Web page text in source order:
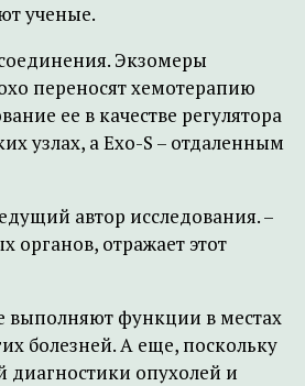
ученые.
Экзомеры
переносят хемотерапию
ее в качестве регулятора
узлах, а Exo-S – отдаленным
автор исследования. –
органов, отражает этот
выполняют функции в местах
болезней. А еще, поскольку
опухолей и